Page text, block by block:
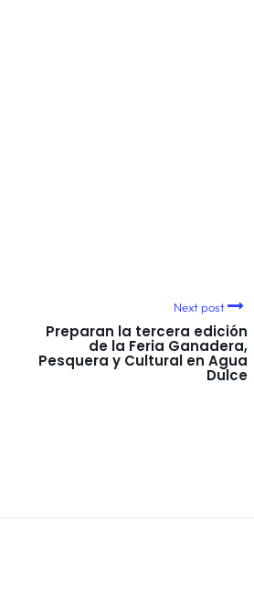
Next post
Preparan la tercera edición
de la Feria Ganadera,
Pesquera y Cultural en Agua
Dulce